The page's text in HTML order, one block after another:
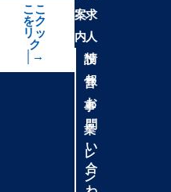
ここ
をク
リッ
ク
│→
案
内
設
営
事
業
レ
ン
求
人
情
報
お
問
い
合